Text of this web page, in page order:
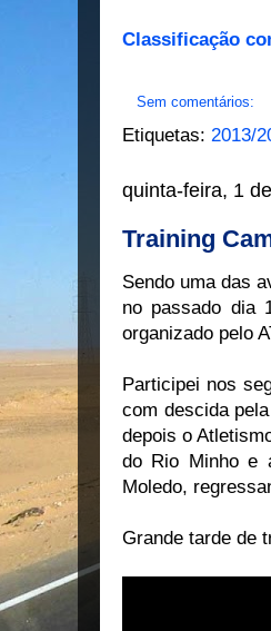
Classificação
Sem comentários:
Etiquetas: 2013/
quinta-feira, 1
Training
Sendo uma das
no passado dia
organizado pelo
Participei nos
com descida
depois o
do Rio Minho e
Moledo,
Grande tarde de